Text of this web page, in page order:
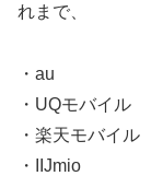
れまで、
・au
・UQモバイル
・楽天モバイル
・IIJmio